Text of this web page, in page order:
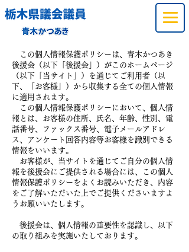
この個人情報保護ポリシーは、青木かつあき
後援会（以下「後援会」）がこのホームページ
（以下「当サイト」）を通じてご利用者（以
下、「お客様」）から収集する全ての個人情報
に適用されます。
この個人情報保護ポリシーにおいて、個人情
報とは、お客様の住所、氏名、年齢、性別、電
話番号、ファックス番号、電子メールアドレ
ス、アンケート回答内容等お客様を識別できる
情報をいいます。
お客様が、当サイトを通じてご自分の個人情
報を後援会にご提供される場合には、この個人
情報保護ポリシーをよくお読みいただき、内容
をご了解いただいた上でご提供くださいますよ
うお願いいたします。
後援会は、個人情報の重要性を認識し、以下
の取り組みを実施いたしております。